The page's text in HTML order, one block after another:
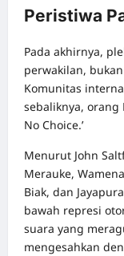
Peristiwa
Pada akhirnya,
perwakilan,
Komunitas
sebaliknya, orang
No Choice.’
Menurut John
Merauke,
Biak, dan
bawah represi
suara yang
mengesahkan